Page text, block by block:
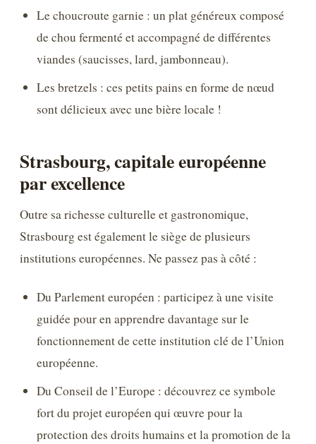
Le choucroute garnie : un plat généreux composé
de chou fermenté et accompagné de différentes
viandes (saucisses, lard, jambonneau).
Les bretzels : ces petits pains en forme de nœud
sont délicieux avec une bière locale !
Strasbourg, capitale européenne
par excellence
Outre sa richesse culturelle et gastronomique,
Strasbourg est également le siège de plusieurs
institutions européennes. Ne passez pas à côté :
Du Parlement européen : participez à une visite
guidée pour en apprendre davantage sur le
fonctionnement de cette institution clé de l’Union
européenne.
Du Conseil de l’Europe : découvrez ce symbole
fort du projet européen qui œuvre pour la
protection des droits humains et la promotion de la